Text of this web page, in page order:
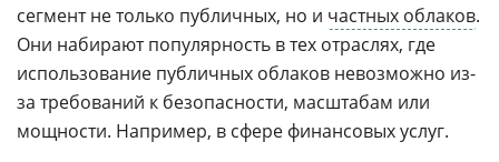
сегмент не только публичных, но и частных облаков.
Они набирают популярность в тех отраслях, где
использование публичных облаков невозможно из-
за требований к безопасности, масштабам или
мощности. Например, в сфере финансовых услуг.